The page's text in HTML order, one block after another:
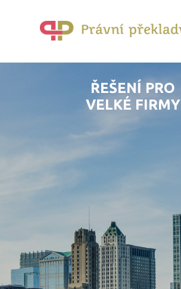
ŘEŠENÍ PRO
VELKÉ FIRMY